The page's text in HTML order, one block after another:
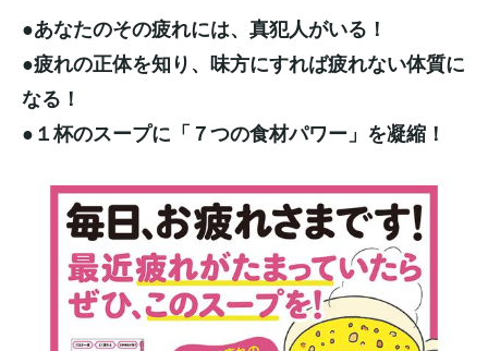
●あなたのその疲れには、真犯人がいる！
●疲れの正体を知り、味方にすれば疲れない体質に
なる！
●１杯のスープに「７つの食材パワー」を凝縮！